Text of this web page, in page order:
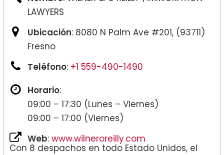
LAWYERS
Ubicación: 8080 N Palm Ave #201, (93711)
Fresno
Teléfono: +1 559-490-1490
Horario:
09:00 – 17:30 (Lunes – Viernes)
09:00 – 17:00 (Viernes)
Web: www.wilneroreilly.com
Con 8 despachos en todo Estado Unidos, el